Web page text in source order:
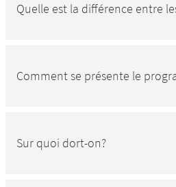
Quelle est la différence entre
Comment se présente le
Sur quoi dort-on?